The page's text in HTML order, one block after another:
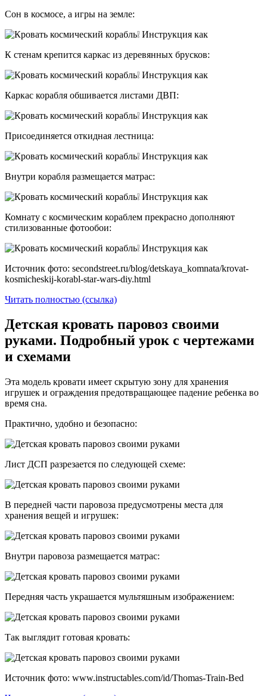
Сон в космосе, а игры на земле:
К стенам крепится каркас из деревянных брусков:
Каркас корабля обшивается листами ДВП:
Присоединяется откидная лестница:
Внутри корабля размещается матрас:
Комнату с космическим кораблем прекрасно дополняют
стилизованные фотообои:
Источник фото: secondstreet.ru/blog/detskaya_komnata/krovat-
kosmicheskij-korabl-star-wars-diy.html
Читать полностью (ссылка)
Детская кровать паровоз своими
руками. Подробный урок с чертежами
и схемами
Эта модель кровати имеет скрытую зону для хранения
игрушек и ограждения предотвращающее падение ребенка во
время сна.
Практично, удобно и безопасно:
Лист ДСП разрезается по следующей схеме:
В передней части паровоза предусмотрены места для
хранения вещей и игрушек:
Внутри паровоза размещается матрас:
Передняя часть украшается мультяшным изображением:
Так выглядит готовая кровать:
Источник фото: www.instructables.com/id/Thomas-Train-Bed